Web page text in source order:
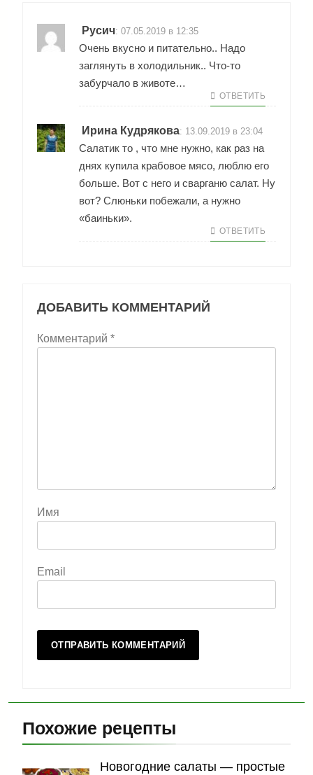
Русич: 07.05.2019 в 12:35
Очень вкусно и питательно.. Надо
заглянуть в холодильник.. Что-то
забурчало в животе…
ОТВЕТИТЬ
Ирина Кудрякова: 13.09.2019 в 23:04
Салатик то , что мне нужно, как раз на
днях купила крабовое мясо, люблю его
больше. Вот с него и сварганю салат. Ну
вот? Слюньки побежали, а нужно
«баиньки».
ОТВЕТИТЬ
ДОБАВИТЬ КОММЕНТАРИЙ
Комментарий *
Имя
Email
Похожие рецепты
Новогодние салаты — простые